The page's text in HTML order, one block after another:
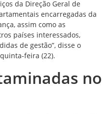
da Direção Geral de
encarregadas da
assim como as
países interessados,
de gestão”, disse o
feira (22).
no